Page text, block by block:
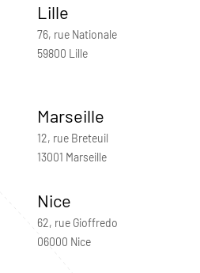
Lille
76, rue Nationale
59800 Lille
Marseille
12, rue Breteuil
13001 Marseille
Nice
62, rue Gioffredo
06000 Nice